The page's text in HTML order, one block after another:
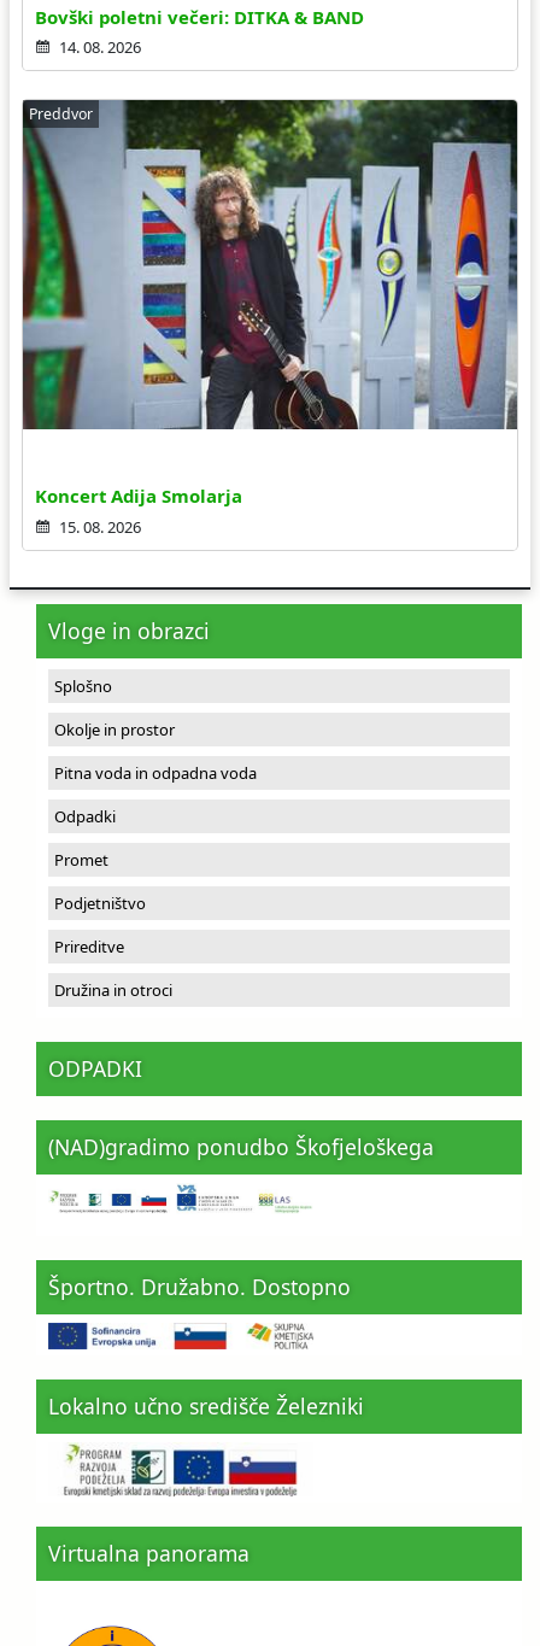
Bovški poletni večeri: DITKA & BAND
14. 08. 2026
Preddvor
Koncert Adija Smolarja
15. 08. 2026
Vloge in obrazci
Splošno
Okolje in prostor
Pitna voda in odpadna voda
Odpadki
Promet
Podjetništvo
Prireditve
Družina in otroci
ODPADKI
(NAD)gradimo ponudbo Škofjeloškega
Športno. Družabno. Dostopno
Lokalno učno središče Železniki
Virtualna panorama